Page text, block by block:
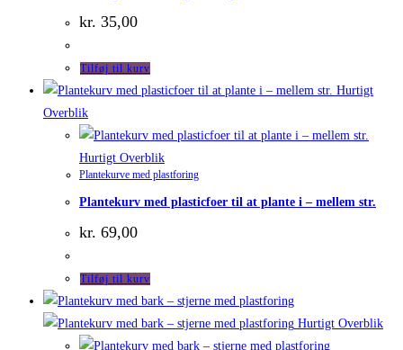
kr. 35,00
Tilføj til kurv
Hurtigt
Overblik
Hurtigt Overblik
Plantekurve med plastforing
Plantekurv med plasticfoer til at plante i – mellem str.
kr. 69,00
Tilføj til kurv
Hurtigt Overblik